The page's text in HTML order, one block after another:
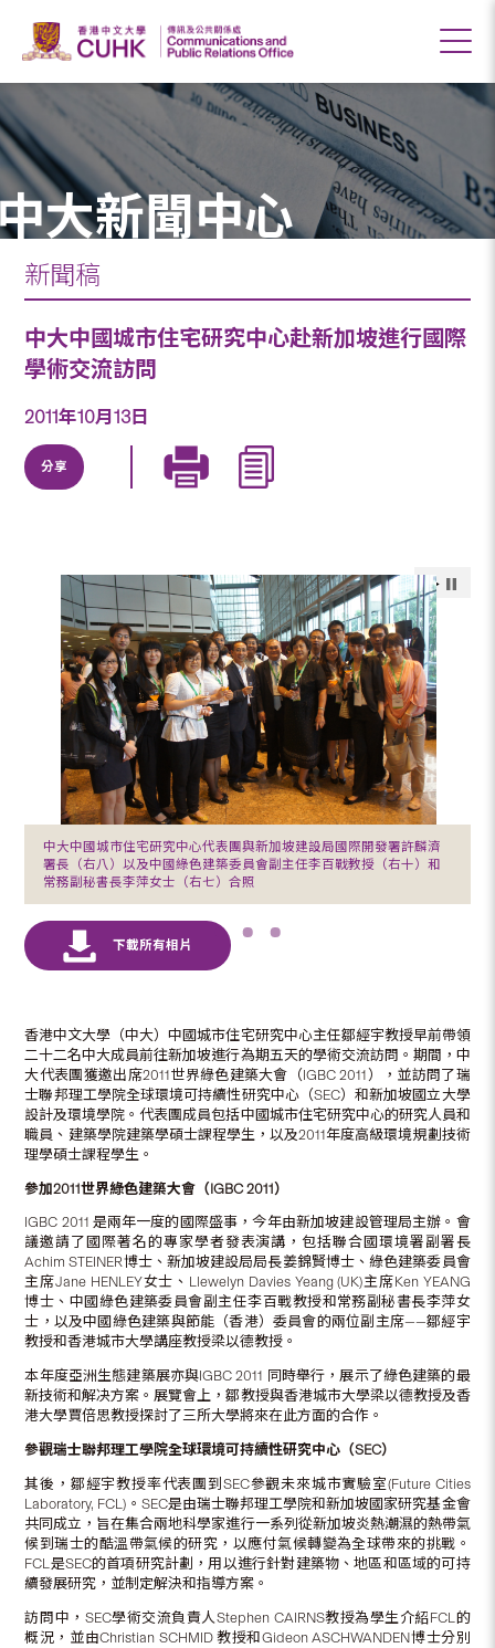
大新聞中心
新聞稿
中大中國城市住宅研究中心赴新加坡進行國際
學術交流訪問
2011年10月13日
分享
中大中國城市住宅研究中心代表團與新加坡建設局國際開發署許麟濟
署長（右八）以及中國綠色建築委員會副主任李百戰教授（右十）和
常務副秘書長李萍女士（右七）合照
香港中文大學（中大）中國城市住宅研究中心主任鄒經宇教授早前帶領
二十二名中大成員前往新加坡進行為期五天的學術交流訪問。期間，中
大代表團獲邀出席2011世界綠色建築大會（IGBC 2011），並訪問了瑞
士聯邦理工學院全球環境可持續性研究中心（SEC）和新加坡國立大學
設計及環境學院。代表團成員包括中國城市住宅研究中心的研究人員和
職員、建築學院建築學碩士課程學生，以及2011年度高級環境規劃技術
理學碩士課程學生。
參加2011世界綠色建築大會（IGBC 2011）
IGBC 2011 是兩年一度的國際盛事，今年由新加坡建設管理局主辦。會
議邀請了國際著名的專家學者發表演講，包括聯合國環境署副署長
Achim STEINER博士、新加坡建設局局長姜錦賢博士、綠色建築委員會
主席Jane HENLEY女士、Llewelyn Davies Yeang (UK)主席Ken YEANG
博士、中國綠色建築委員會副主任李百戰教授和常務副秘書長李萍女
士，以及中國綠色建築與節能（香港）委員會的兩位副主席——鄒經宇
教授和香港城市大學講座教授梁以德教授。
本年度亞洲生態建築展亦與IGBC 2011 同時舉行，展示了綠色建築的最
新技術和解决方案。展覽會上，鄒教授與香港城市大學梁以德教授及香
港大學賈倍思教授探討了三所大學將來在此方面的合作。
參觀瑞士聯邦理工學院全球環境可持續性研究中心（SEC）
其後，鄒經宇教授率代表團到SEC參觀未來城市實驗室(Future Cities
Laboratory, FCL)。SEC是由瑞士聯邦理工學院和新加坡國家研究基金會
共同成立，旨在集合兩地科學家進行一系列從新加坡炎熱潮濕的熱帶氣
候到瑞士的酷溫帶氣候的研究，以應付氣候轉變為全球帶來的挑戰。
FCL是SEC的首項研究計劃，用以進行針對建築物、地區和區域的可持
續發展研究，並制定解決和指導方案。
訪問中，SEC學術交流負責人Stephen CAIRNS教授為學生介紹FCL的
概況，並由Christian SCHMID 教授和Gideon ASCHWANDEN博士分別